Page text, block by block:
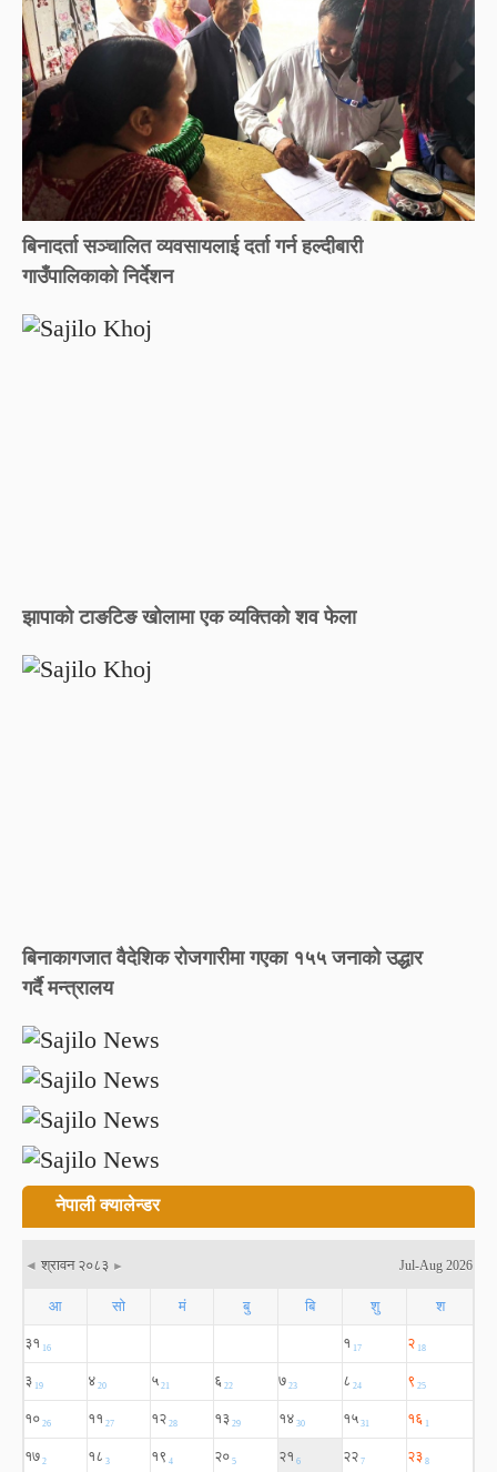
बिनादर्ता सञ्चालित व्यवसायलाई दर्ता गर्न हल्दीबारी
गाउँपालिकाको निर्देशन
झापाको टाङटिङ खोलामा एक व्यक्तिको शव फेला
बिनाकागजात वैदेशिक रोजगारीमा गएका १५५ जनाको उद्धार
गर्दै मन्त्रालय
नेपाली क्यालेन्डर